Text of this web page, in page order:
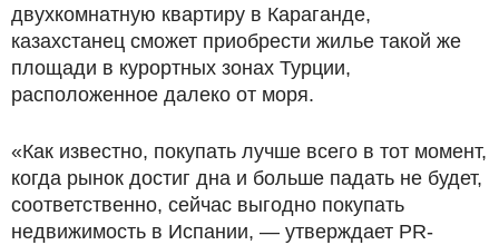
двухкомнатную квартиру в Караганде,
казахстанец сможет приобрести жилье такой же
площади в курортных зонах Турции,
расположенное далеко от моря.
«Как известно, покупать лучше всего в тот момент,
когда рынок достиг дна и больше падать не будет,
соответственно, сейчас выгодно покупать
недвижимость в Испании, — утверждает PR-